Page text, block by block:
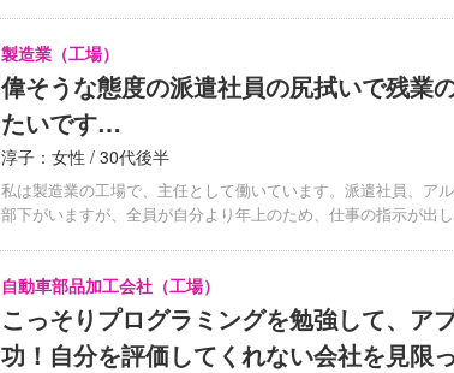
製造業（工場）
偉そうな態度の派遣社員の尻拭いで残業
たいです…
淳子：女性 / 30代後半
私は製造業の工場で、主任として働いています。派遣社員、ア
部下がいますが、全員が自分より年上のため、仕事の指示が出
自動車部品加工会社（工場）
こっそりプログラミングを勉強して、ア
功！自分を評価してくれない会社を見限